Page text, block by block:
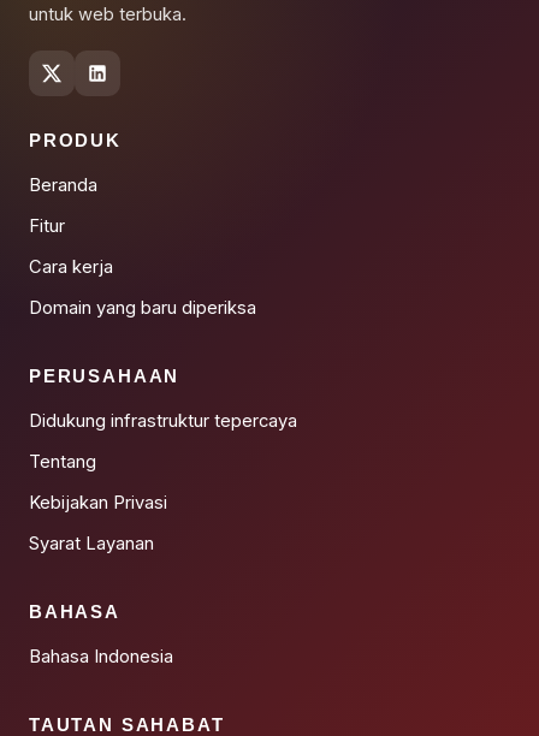
untuk web terbuka.
PRODUK
Beranda
Fitur
Cara kerja
Domain yang baru diperiksa
PERUSAHAAN
Didukung infrastruktur tepercaya
Tentang
Kebijakan Privasi
Syarat Layanan
BAHASA
Bahasa Indonesia
TAUTAN SAHABAT